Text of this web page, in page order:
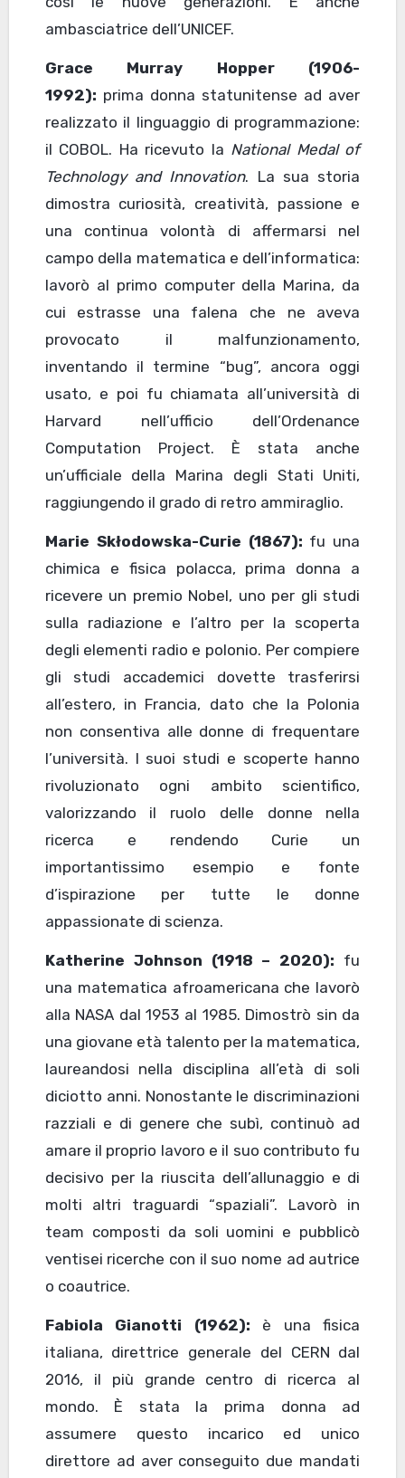
ambasciatrice dell’UNICEF.
Grace Murray Hopper (1906-
1992): prima donna statunitense ad aver
realizzato il linguaggio di programmazione:
il COBOL. Ha ricevuto la National Medal of
Technology and Innovation. La sua storia
dimostra curiosità, creatività, passione e
una continua volontà di affermarsi nel
campo della matematica e dell’informatica:
lavorò al primo computer della Marina, da
cui estrasse una falena che ne aveva
provocato il malfunzionamento,
inventando il termine “bug”, ancora oggi
usato, e poi fu chiamata all’università di
Harvard nell’ufficio dell’Ordenance
Computation Project. È stata anche
un’ufficiale della Marina degli Stati Uniti,
raggiungendo il grado di retro ammiraglio.
Marie Skłodowska-Curie (1867): fu una
chimica e fisica polacca, prima donna a
ricevere un premio Nobel, uno per gli studi
sulla radiazione e l’altro per la scoperta
degli elementi radio e polonio. Per compiere
gli studi accademici dovette trasferirsi
all’estero, in Francia, dato che la Polonia
non consentiva alle donne di frequentare
l’università. I suoi studi e scoperte hanno
rivoluzionato ogni ambito scientifico,
valorizzando il ruolo delle donne nella
ricerca e rendendo Curie un
importantissimo esempio e fonte
d’ispirazione per tutte le donne
appassionate di scienza.
Katherine Johnson (1918 – 2020): fu
una matematica afroamericana che lavorò
alla NASA dal 1953 al 1985. Dimostrò sin da
una giovane età talento per la matematica,
laureandosi nella disciplina all’età di soli
diciotto anni. Nonostante le discriminazioni
razziali e di genere che subì, continuò ad
amare il proprio lavoro e il suo contributo fu
decisivo per la riuscita dell’allunaggio e di
molti altri traguardi “spaziali”. Lavorò in
team composti da soli uomini e pubblicò
ventisei ricerche con il suo nome ad autrice
o coautrice.
Fabiola Gianotti (1962): è una fisica
italiana, direttrice generale del CERN dal
2016, il più grande centro di ricerca al
mondo. È stata la prima donna ad
assumere questo incarico ed unico
direttore ad aver conseguito due mandati